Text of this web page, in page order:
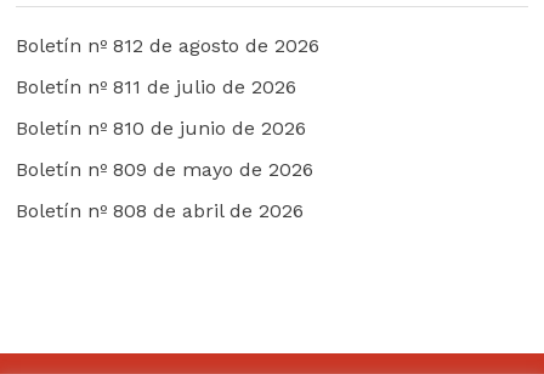
Boletín nº 812 de agosto de 2026
Boletín nº 811 de julio de 2026
Boletín nº 810 de junio de 2026
Boletín nº 809 de mayo de 2026
Boletín nº 808 de abril de 2026